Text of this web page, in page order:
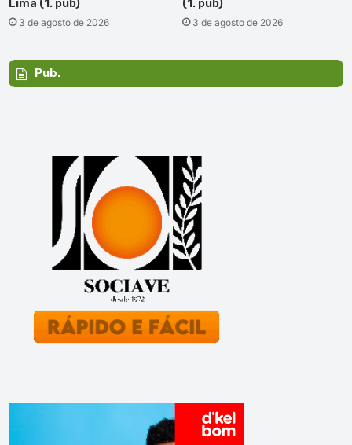
Lima (1. pub)
3 de agosto de 2026
(1. pub)
3 de agosto de 2026
Pub.